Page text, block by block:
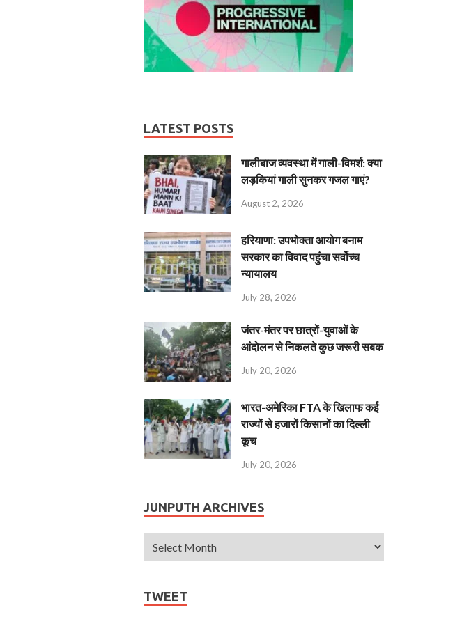
LATEST POSTS
गालीबाज व्‍यवस्‍था में गाली-विमर्श: क्या
लड़कियां गाली सुनकर गजल गाएं?
August 2, 2026
हरियाणा: उपभोक्ता आयोग बनाम
सरकार का विवाद पहुंचा सर्वोच्च
न्यायालय
July 28, 2026
जंतर-मंतर पर छात्रों-युवाओं के
आंदोलन से निकलते कुछ जरूरी सबक
July 20, 2026
भारत-अमेरिका FTA के खिलाफ कई
राज्यों से हजारों किसानों का दिल्ली
कूच
July 20, 2026
JUNPUTH ARCHIVES
TWEET